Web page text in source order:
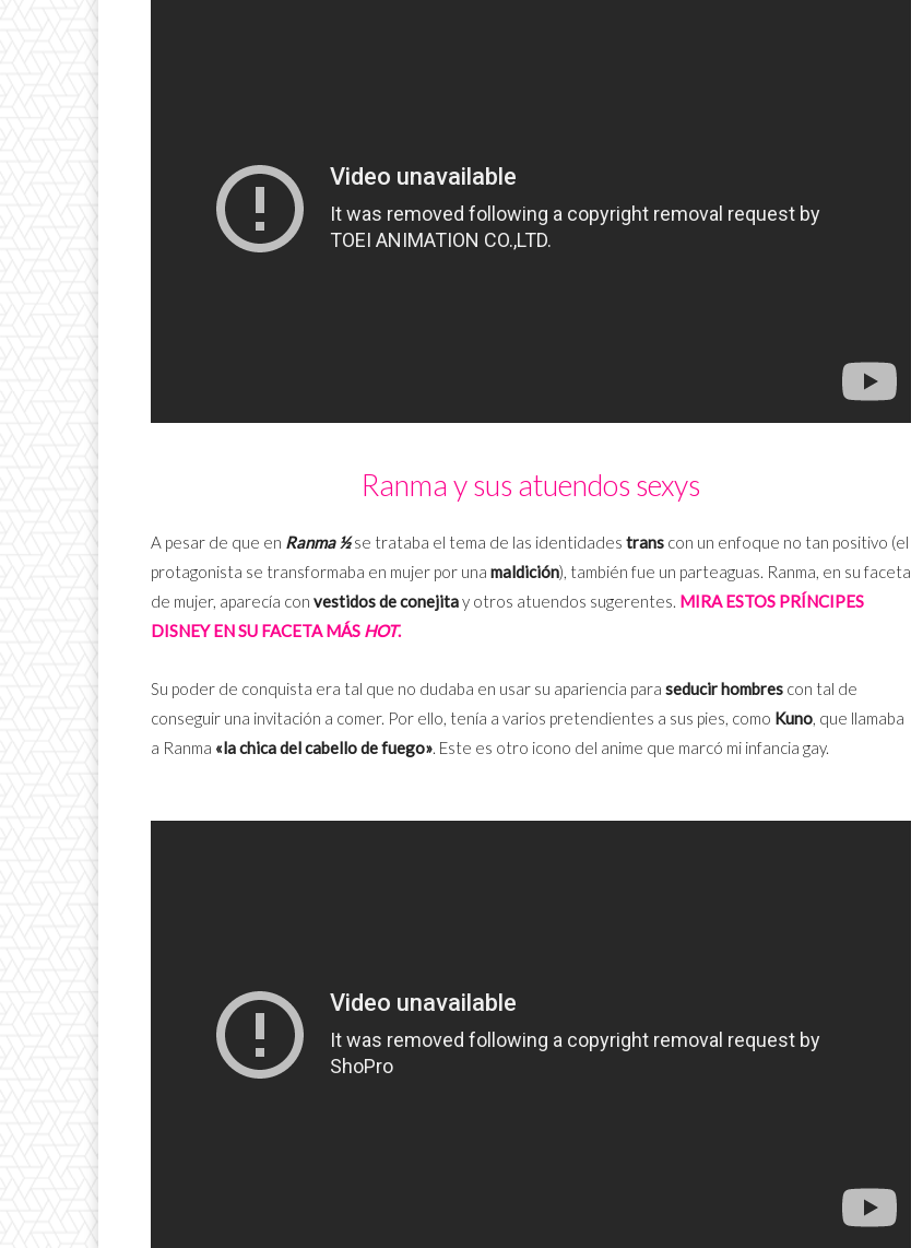
Ranma y sus atuendos sexys
A pesar de que en Ranma ½se trataba el tema de las identidades trans con un enfoque no tan positivo (el
protagonista se transformaba en mujer por una maldición), también fue un parteaguas. Ranma, en su faceta
de mujer, aparecía con vestidos de conejitay otros atuendos sugerentes. MIRA ESTOS PRÍNCIPES
DISNEY EN SU FACETA MÁS HOT.
Su poder de conquista era tal que no dudaba en usar su apariencia para seducir hombres con tal de
conseguir una invitación a comer. Por ello, tenía a varios pretendientes a sus pies, como Kuno, que llamaba
a Ranma «la chica del cabello de fuego». Este es otro icono del anime que marcó mi infancia gay.